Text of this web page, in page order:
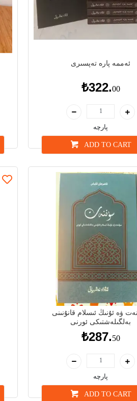
ئەممە پارە تەپسىرى
₺322.00
پارچە
ADD TO CART
ۋە ئۇنىڭ ئىسلام قانۇنىنى
بەلگىلەشتىكى ئورنى
₺287.50
پارچە
ADD TO CART